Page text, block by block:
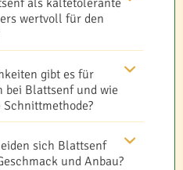
wertvoll für den
gibt es für
bei Blattsenf und wie
sich Blattsenf
und Anbau?